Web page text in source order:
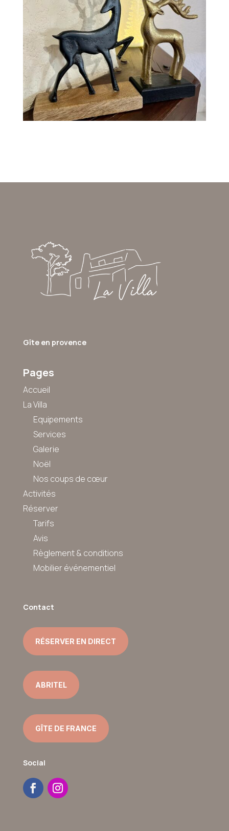
Gîte en provence
Pages
Accueil
La Villa
Equipements
Services
Galerie
Noël
Nos coups de cœur
Activités
Réserver
Tarifs
Avis
Règlement & conditions
Mobilier événementiel
Contact
RÉSERVER EN DIRECT
ABRITEL
GÎTE DE FRANCE
Social